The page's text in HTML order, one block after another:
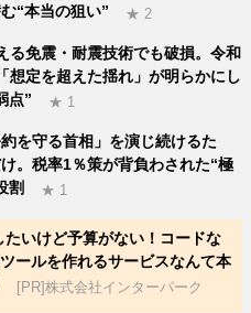
“本当の狙い”
★ 2
る免震・耐震技術でも破損。令和
想定を超えた揺れ」が明らかにし
点”
★ 1
を守る首相」を演じ続けるた
。税率1％策が背負わされた“極
割
★ 1
たいけど予算がない！コードな
ールを作れるサービスなんて本
[PR]株式会社インターパーク